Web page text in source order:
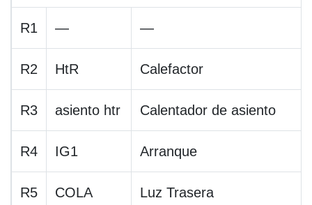
R1 — —
R2 HtR Calefactor
R3 asiento htr Calentador de asiento
R4 IG1 Arranque
R5 COLA Luz Trasera